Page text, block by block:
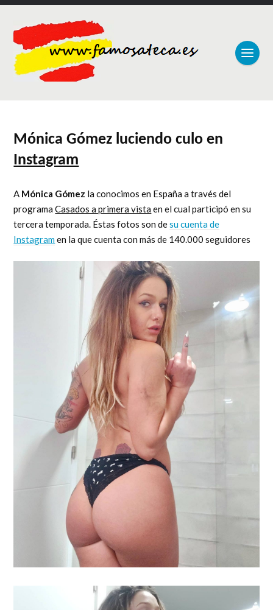
Mónica Gómez luciendo culo en
Instagram
A Mónica Gómez la conocimos en España a través del
programaCasados a primera vista en el cual participó en su
tercera temporada. Éstas fotos son desu cuenta de
Instagramen la que cuenta con más de 140.000 seguidores